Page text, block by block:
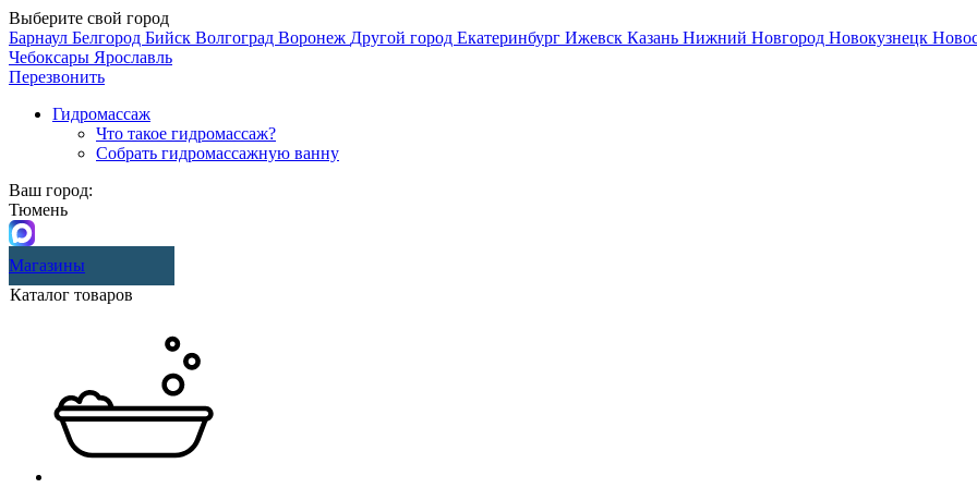
Выберите свой город
Барнаул Белгород Бийск Волгоград Воронеж Другой город Екатеринбург Ижевск Казань Нижний Новгород Новокузнецк
Чебоксары Ярославль
Перезвонить
Гидромассаж
Что такое гидромассаж?
Собрать гидромассажную ванну
Ваш город:
Тюмень
Магазины
Каталог товаров